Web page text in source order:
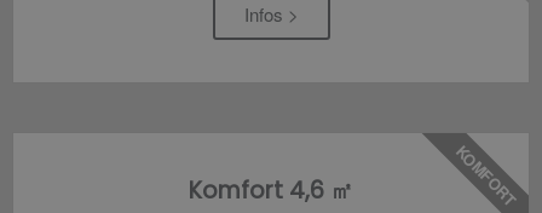
Infos >
Komfort 4,6 ㎡ KOMFORT